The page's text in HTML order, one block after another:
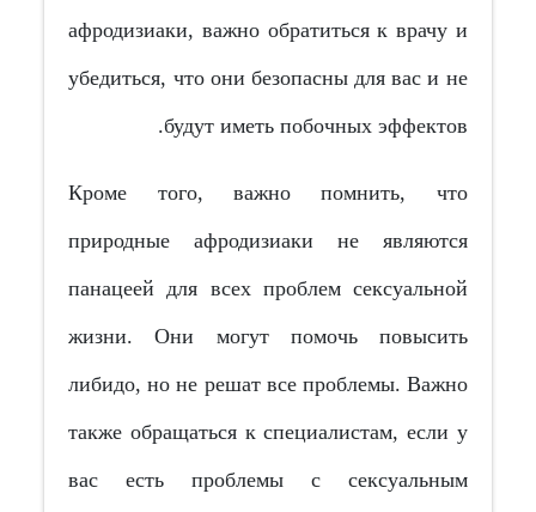
афродизиаки, важно обратиться к врачу и
убедиться, что они безопасны для вас и не
будут иметь побочных эффектов.
Кроме того, важно помнить, что
природные афродизиаки не являются
панацеей для всех проблем сексуальной
жизни. Они могут помочь повысить
либидо, но не решат все проблемы. Важно
также обращаться к специалистам, если у
вас есть проблемы с сексуальным